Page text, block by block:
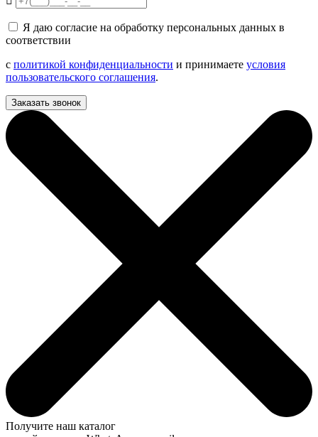
Я даю согласие на обработку персональных данных в
соответствии
с политикой конфиденциальности и принимаете условия
пользовательского соглашения.
Заказать звонок
Получите наш каталог